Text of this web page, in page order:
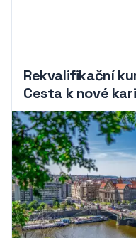
Rekvalifikační
Cesta k nové